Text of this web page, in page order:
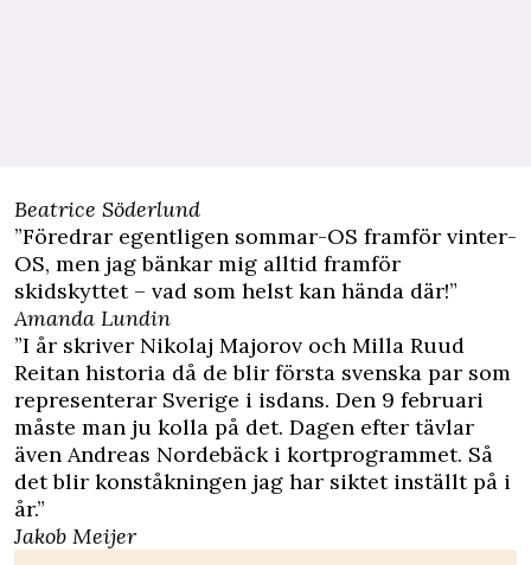
Beatrice Söderlund
”Föredrar egentligen sommar-OS framför vinter-
OS, men jag bänkar mig alltid framför
skidskyttet – vad som helst kan hända där!”
Amanda Lundin
”I år skriver Nikolaj Majorov och Milla Ruud
Reitan historia då de blir första svenska par som
representerar Sverige i isdans. Den 9 februari
måste man ju kolla på det. Dagen efter tävlar
även Andreas Nordebäck i kortprogrammet. Så
det blir konståkningen jag har siktet inställt på i
år.”
Jakob Meijer